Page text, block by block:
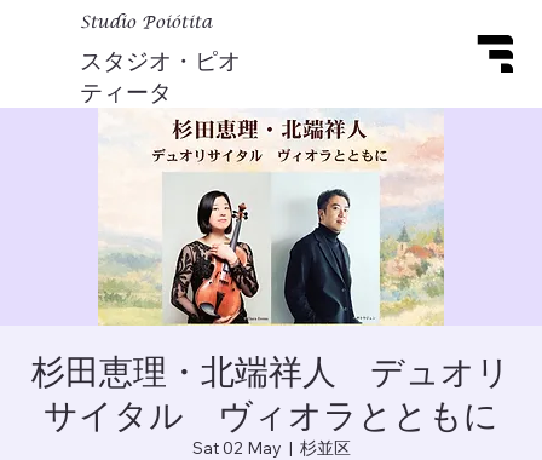
スタジオ・ピオ
ティータ
Studio Poiótita
杉田恵理・北端祥人 デュオリ
サイタル ヴィオラとともに
Sat 02 May
  |
杉並区